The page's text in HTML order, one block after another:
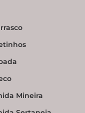
Mineira